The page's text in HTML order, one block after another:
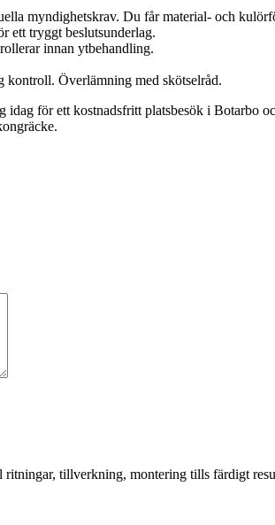
myndighetskrav. Du får material- och
ett tryggt beslutsunderlag.
innan ytbehandling.
kontroll. Överlämning med skötselråd.
för ett kostnadsfritt platsbesök i Botarbo
tillverkning, montering tills färdigt